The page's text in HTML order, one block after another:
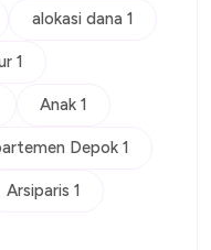
alokasi dana 1
1
Anak 1
Depok 1
Arsiparis 1